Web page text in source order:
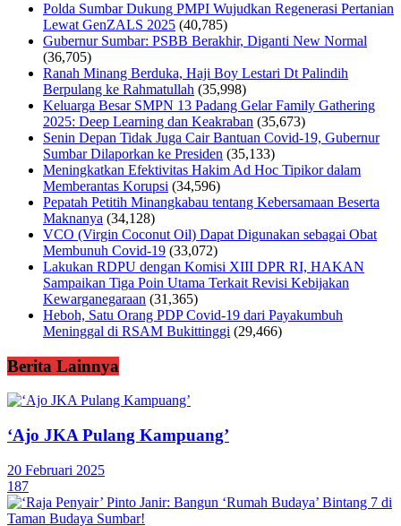
Polda Sumbar Dukung PMPI Wujudkan Regenerasi Pertanian
Lewat GenZALS 2025 (40,785)
Gubernur Sumbar: PSBB Berakhir, Diganti New Normal
(36,705)
Ranah Minang Berduka, Haji Boy Lestari Dt Palindih
Berpulang ke Rahmatullah (35,998)
Keluarga Besar SMPN 13 Padang Gelar Family Gathering
2025: Deep Learning dan Keakraban (35,673)
Senin Depan Tidak Juga Cair Bantuan Covid-19, Gubernur
Sumbar Dilaporkan ke Presiden (35,133)
Meningkatkan Efektivitas Hakim Ad Hoc Tipikor dalam
Memberantas Korupsi (34,596)
Pepatah Petitih Minangkabau tentang Kebersamaan Beserta
Maknanya (34,128)
VCO (Virgin Coconut Oil) Dapat Digunakan sebagai Obat
Membunuh Covid-19 (33,072)
Lakukan RDPU dengan Komisi XIII DPR RI, HAKAN
Sampaikan Tiga Poin Utama Terkait Revisi Kebijakan
Kewarganegaraan (31,365)
Heboh, Satu Orang PDP Covid-19 dari Payakumbuh
Meninggal di RSAM Bukittinggi (29,466)
Berita Lainnya
‘Ajo JKA Pulang Kampuang’
20 Februari 2025
187